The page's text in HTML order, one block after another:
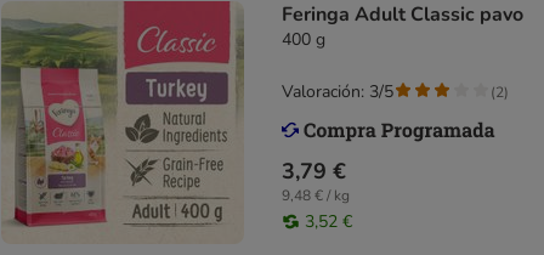
Feringa Adult Classic pavo
400 g
3,79 €
9,48 € / kg
3,52 €
Valoración: 3/5 (2)